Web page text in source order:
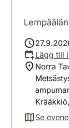
Lägg till
Norra
Se
(avautuu